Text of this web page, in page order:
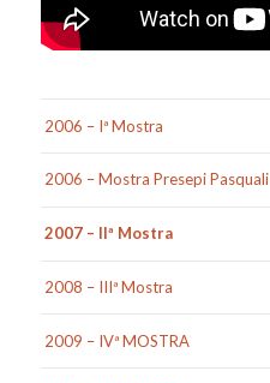
2006 – Iª Mostra
2006 – Mostra Presepi Pasquali
2007 – IIª Mostra
2008 – IIIª Mostra
2009 – IVª MOSTRA